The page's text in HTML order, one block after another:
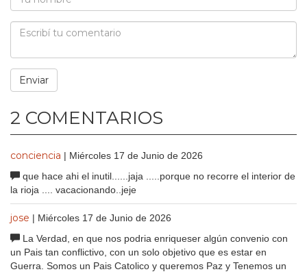
2 COMENTARIOS
conciencia | Miércoles 17 de Junio de 2026
que hace ahi el inutil......jaja .....porque no recorre el interior de
la rioja .... vacacionando..jeje
jose | Miércoles 17 de Junio de 2026
La Verdad, en que nos podria enriqueser algún convenio con
un Pais tan conflictivo, con un solo objetivo que es estar en
Guerra. Somos un Pais Catolico y queremos Paz y Tenemos un